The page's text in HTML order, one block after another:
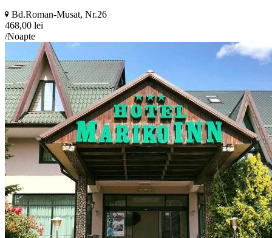
Bd.Roman-Musat, Nr.26
468,00 lei
/Noapte